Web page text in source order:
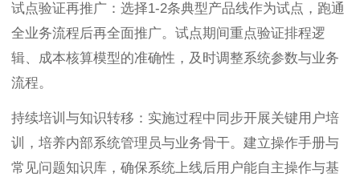
试点验证再推广：选择1-2条典型产品线作为试点，跑通
全业务流程后再全面推广。试点期间重点验证排程逻
辑、成本核算模型的准确性，及时调整系统参数与业务
流程。
持续培训与知识转移：实施过程中同步开展关键用户培
训，培养内部系统管理员与业务骨干。建立操作手册与
常见问题知识库，确保系统上线后用户能自主操作与基